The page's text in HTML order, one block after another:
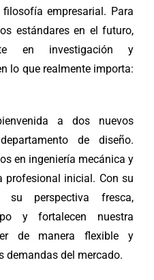
empresarial. Para
estándares en el futuro,
en investigación y
lo que realmente importa:
a dos nuevos
de diseño.
en ingeniería mecánica y
profesional inicial. Con su
su perspectiva fresca,
y fortalecen nuestra
de manera flexible y
demandas del mercado.